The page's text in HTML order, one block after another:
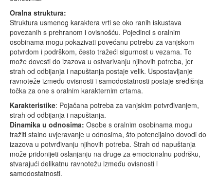
Oralna struktura:
Struktura usmenog karaktera vrti se oko ranih iskustava
povezanih s prehranom i ovisnošću. Pojedinci s oralnim
osobinama mogu pokazivati povećanu potrebu za vanjskom
potvrdom i podrškom, često tražeći sigurnost u vezama. To
može dovesti do izazova u ostvarivanju njihovih potreba, jer
strah od odbijanja i napuštanja postaje velik. Uspostavljanje
ravnoteže između ovisnosti i samodostatnosti postaje središnja
točka za one s oralnim karakternim crtama.
Karakteristike: Pojačana potreba za vanjskim potvrđivanjem,
strah od odbijanja i napuštanja.
Dinamika u odnosima: Osobe s oralnim osobinama mogu
tražiti stalno uvjeravanje u odnosima, što potencijalno dovodi do
izazova u potvrđivanju njihovih potreba. Strah od napuštanja
može pridonijeti oslanjanju na druge za emocionalnu podršku,
stvarajući delikatnu ravnotežu između ovisnosti i
samodostatnosti.